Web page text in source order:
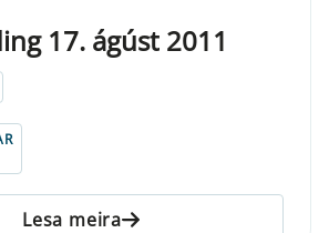
17. ágúst 2011
Lesa meira